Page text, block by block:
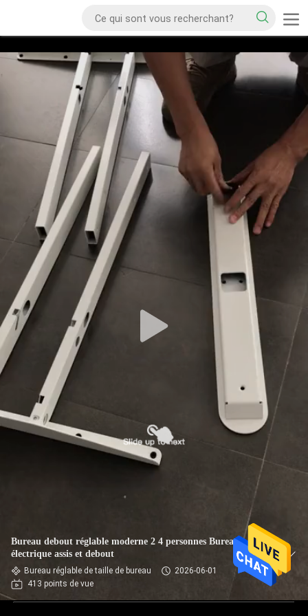
Bureau debout réglable moderne 2 4 personnes Bureau
électrique assis et debout
Bureau réglable de taille de bureau
2026-06-01
413 points de vue